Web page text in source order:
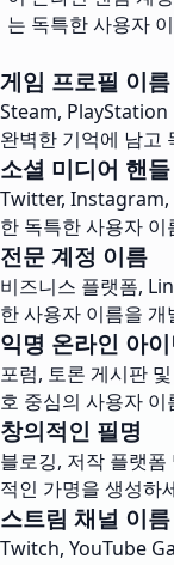
는 독특한 사용자
게임 프로필 이름
Steam, PlayStation
완벽한 기억에 남고
소셜 미디어 핸들
Twitter, Instagram,
한 독특한 사용자
전문 계정 이름
비즈니스 플랫폼,
한 사용자 이름을 개
익명 온라인 아
포럼, 토론 게시판
호 중심의 사용자 이
창의적인 필명
블로깅, 저작 플랫
적인 가명을 생성하
스트림 채널 이름
Twitch, YouTube